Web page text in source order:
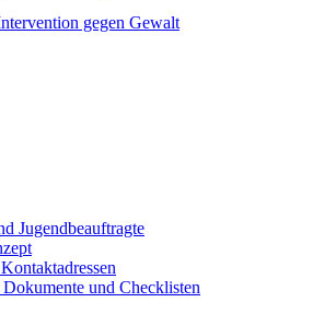
gegen Gewalt
Jugendbeauftragte
und Checklisten